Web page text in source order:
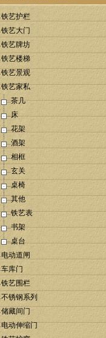
铁艺护栏
铁艺大门
铁艺牌坊
铁艺楼梯
铁艺景观
铁艺家私
茶几
床
花架
酒架
相框
玄关
桌椅
其他
铁艺表
书架
桌台
电动道闸
车库门
铁艺围栏
不锈钢系列
储藏间门
电动伸缩门